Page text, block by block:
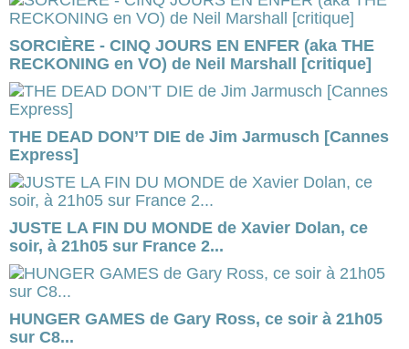
SORCIÈRE - CINQ JOURS EN ENFER (aka THE
RECKONING en VO) de Neil Marshall [critique]
THE DEAD DON’T DIE de Jim Jarmusch [Cannes
Express]
JUSTE LA FIN DU MONDE de Xavier Dolan, ce
soir, à 21h05 sur France 2...
HUNGER GAMES de Gary Ross, ce soir à 21h05
sur C8...